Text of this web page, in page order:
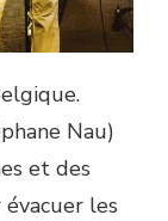
Nau)
et des
les